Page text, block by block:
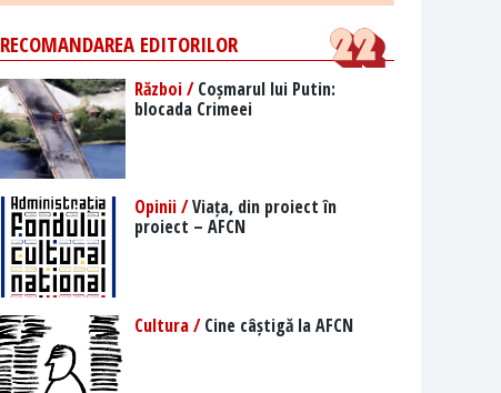
RECOMANDAREA EDITORILOR
Război /Coșmarul lui Putin:
blocada Crimeei
Opinii /Viața, din proiect în
proiect – AFCN
Cultura /Cine câștigă la AFCN